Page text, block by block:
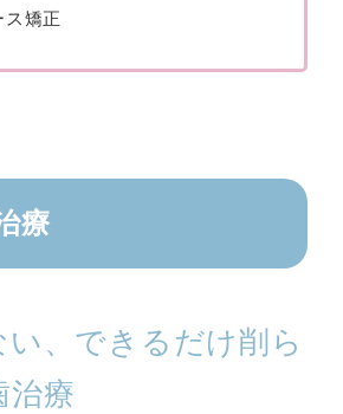
ス矯正
療
、できるだけ削ら
治療